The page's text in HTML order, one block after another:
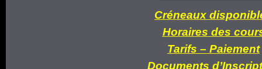
Créneaux
Horaires des
Tarifs – Paiement
Documents d’